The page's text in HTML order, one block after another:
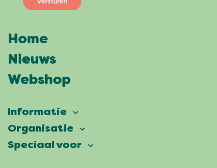
Home
Nieuws
Webshop
Informatie
Vierdaagsefeesten
Veelgestelde vragen
Organisatie
Onze ambitie
Speciaal voor